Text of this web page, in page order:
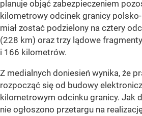
planuje objąć zabezpieczeniem
kilometrowy odcinek granicy
miał zostać podzielony na cztery
(228 km) oraz trzy lądowe
i 166 kilometrów.
Z medialnych doniesień wynika, że
rozpocząć się od budowy
kilometrowym odcinku granicy. Jak
nie ogłoszono przetargu na